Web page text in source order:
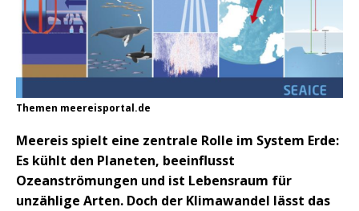
Themen meereisportal.de
Meereis spielt eine zentrale Rolle im System Erde:
Es kühlt den Planeten, beeinflusst
Ozeanströmungen und ist Lebensraum für
unzählige Arten. Doch der Klimawandel lässt das